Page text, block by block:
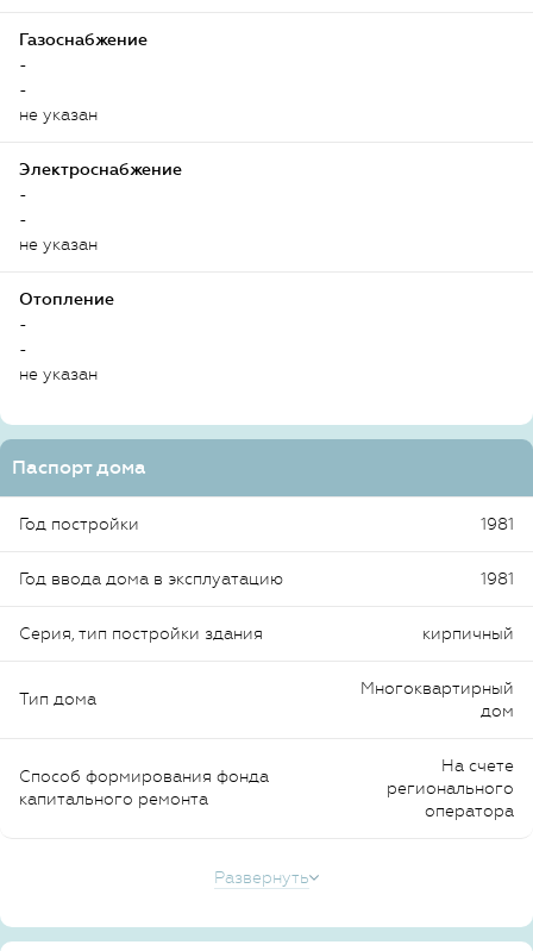
Газоснабжение
-
-
не указан
Электроснабжение
-
-
не указан
Отопление
-
-
не указан
Паспорт дома
Год постройки 1981
Год ввода дома в эксплуатацию 1981
Серия, тип постройки здания кирпичный
Тип дома
Многоквартирный
дом
Способ формирования фонда
капитального ремонта
На счете
регионального
оператора
Развернуть